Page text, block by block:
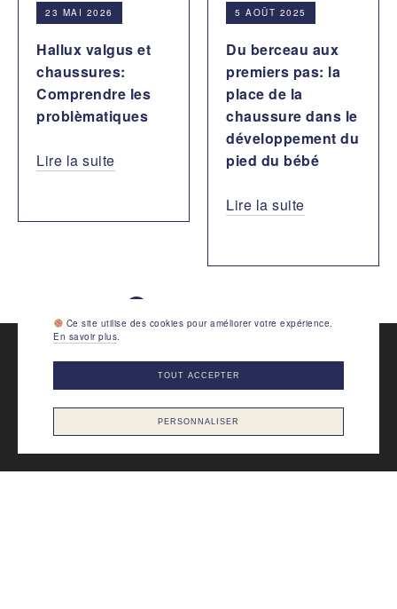
23 MAI 2026
Hallux valgus et
chaussures:
Comprendre les
problèmatiques
Lire la suite
5 AOÛT 2025
Du berceau aux
premiers pas: la
place de la
chaussure dans le
développement du
pied du bébé
Lire la suite
Ce site utilise des cookies pour améliorer votre expérience.
En savoir plus.
TOUT ACCEPTER
PERSONNALISER